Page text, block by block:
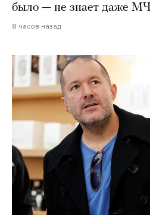
было — не знает даже
8 часов назад